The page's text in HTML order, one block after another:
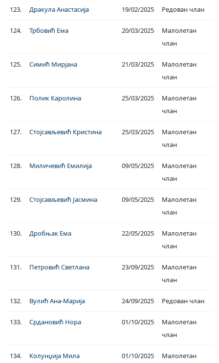
123. Дракула Анастасија 19/02/2025 Редован члан
124. Трбовић Ема 20/03/2025
Малолетан
члан
125. Симић Мирјана 21/03/2025
Малолетан
члан
126. Полик Каролина 25/03/2025
Малолетан
члан
127. Стојсављевић Кристина 25/03/2025
Малолетан
члан
128. Миличевић Емилија 09/05/2025
Малолетан
члан
129. Стојсављевић Јасмина 09/05/2025
Малолетан
члан
130. Дробњак Ема 22/05/2025
Малолетан
члан
131. Петровић Светлана 23/09/2025
Малолетан
члан
132. Вулић Ана-Марија 24/09/2025 Редован члан
133. Срдановић Нора 01/10/2025
Малолетан
члан
134. Колунџија Мила 01/10/2025
Малолетан